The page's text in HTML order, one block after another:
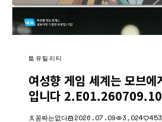
유틸리티
여성향 게임 세계는 모브에
입니다
꽁짜는없다 2026.07.09 3,024 453